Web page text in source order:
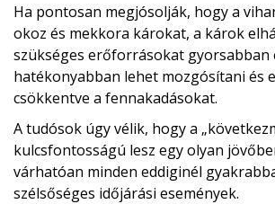
Ha pontosan megjósolják, hogy a
okoz és mekkora károkat, a károk
szükséges erőforrásokat gyorsabban
hatékonyabban lehet mozgósítani és
csökkentve a fennakadásokat.
A tudósok úgy vélik, hogy a
kulcsfontosságú lesz egy olyan
várhatóan minden eddiginél
szélsőséges időjárási események.